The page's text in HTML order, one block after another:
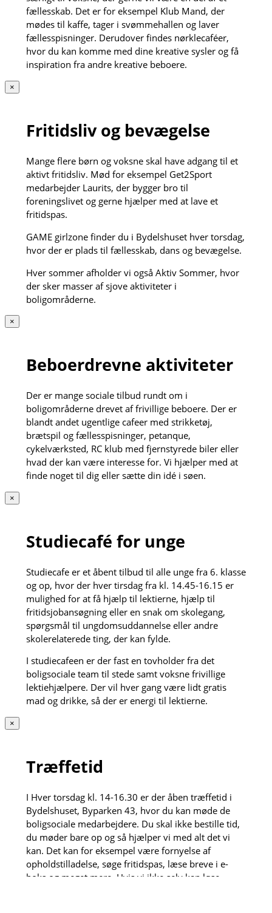
fællesskab. Det er for eksempel Klub Mand, der
mødes til kaffe, tager i svømmehallen og laver
fællesspisninger. Derudover findes nørklecaféer,
hvor du kan komme med dine kreative sysler og få
inspiration fra andre kreative beboere.
×
Fritidsliv og bevægelse
Mange flere børn og voksne skal have adgang til et
aktivt fritidsliv. Mød for eksempel Get2Sport
medarbejder Laurits, der bygger bro til
foreningslivet og gerne hjælper med at lave et
fritidspas.
GAME girlzone finder du i Bydelshuset hver torsdag,
hvor der er plads til fællesskab, dans og bevægelse.
Hver sommer afholder vi også Aktiv Sommer, hvor
der sker masser af sjove aktiviteter i
boligområderne.
×
Beboerdrevne aktiviteter
Der er mange sociale tilbud rundt om i
boligområderne drevet af frivillige beboere. Der er
blandt andet ugentlige cafeer med strikketøj,
brætspil og fællesspisninger, petanque,
cykelværksted, RC klub med fjernstyrede biler eller
hvad der kan være interesse for. Vi hjælper med at
finde noget til dig eller sætte din idé i søen.
×
Studiecafé for unge
Studiecafe er et åbent tilbud til alle unge fra 6. klasse
og op, hvor der hver tirsdag fra kl. 14.45-16.15 er
mulighed for at få hjælp til lektierne, hjælp til
fritidsjobansøgning eller en snak om skolegang,
spørgsmål til ungdomsuddannelse eller andre
skolerelaterede ting, der kan fylde.
I studiecafeen er der fast en tovholder fra det
boligsociale team til stede samt voksne frivillige
lektiehjælpere. Der vil hver gang være lidt gratis
mad og drikke, så der er energi til lektierne.
×
Træffetid
I Hver torsdag kl. 14-16.30 er der åben træffetid i
Bydelshuset, Byparken 43, hvor du kan møde de
boligsociale medarbejdere. Du skal ikke bestille tid,
du møder bare op og så hjælper vi med alt det vi
kan. Det kan for eksempel være fornyelse af
opholdstilladelse, søge fritidspas, læse breve i e-
boks og meget mere. Hvis vi ikke selv kan løse